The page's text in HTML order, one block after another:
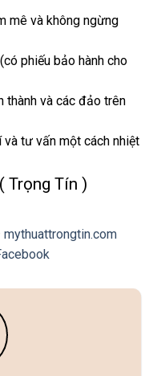
mê và không ngừng
phiếu bảo hành cho
thành và các đảo trên
và tư vấn một cách nhiệt
Tín )
mythuattrongtin.com